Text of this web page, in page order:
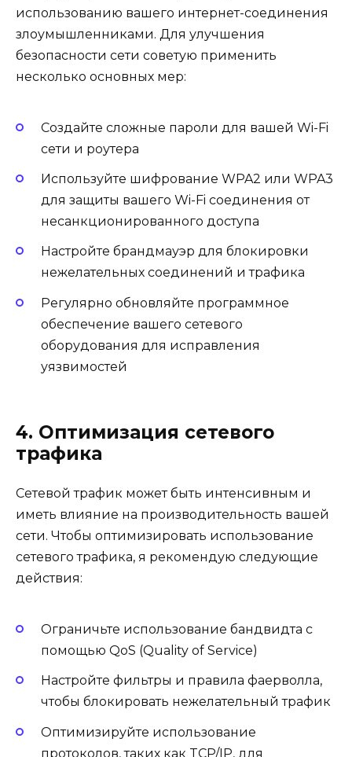
использованию вашего интернет-соединения
злоумышленниками. Для улучшения
безопасности сети советую применить
несколько основных мер:
Создайте сложные пароли для вашей Wi-Fi
сети и роутера
Используйте шифрование WPA2 или WPA3
для защиты вашего Wi-Fi соединения от
несанкционированного доступа
Настройте брандмауэр для блокировки
нежелательных соединений и трафика
Регулярно обновляйте программное
обеспечение вашего сетевого
оборудования для исправления
уязвимостей
4. Оптимизация сетевого
трафика
Сетевой трафик может быть интенсивным и
иметь влияние на производительность вашей
сети. Чтобы оптимизировать использование
сетевого трафика, я рекомендую следующие
действия:
Ограничьте использование бандвидта с
помощью QoS (Quality of Service)
Настройте фильтры и правила фаерволла,
чтобы блокировать нежелательный трафик
Оптимизируйте использование
протоколов, таких как TCP/IP, для